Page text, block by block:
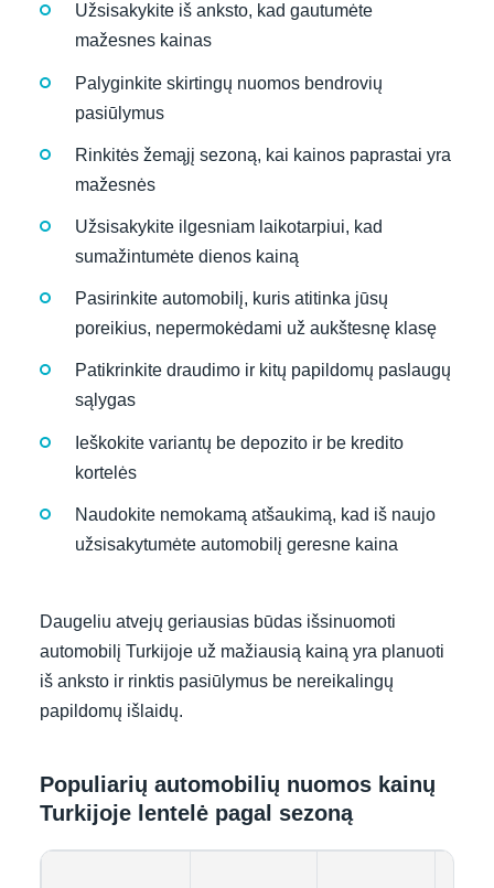
Užsisakykite iš anksto, kad gautumėte
mažesnes kainas
Palyginkite skirtingų nuomos bendrovių
pasiūlymus
Rinkitės žemąjį sezoną, kai kainos paprastai yra
mažesnės
Užsisakykite ilgesniam laikotarpiui, kad
sumažintumėte dienos kainą
Pasirinkite automobilį, kuris atitinka jūsų
poreikius, nepermokėdami už aukštesnę klasę
Patikrinkite draudimo ir kitų papildomų paslaugų
sąlygas
Ieškokite variantų be depozito ir be kredito
kortelės
Naudokite nemokamą atšaukimą, kad iš naujo
užsisakytumėte automobilį geresne kaina
Daugeliu atvejų geriausias būdas išsinuomoti
automobilį Turkijoje už mažiausią kainą yra planuoti
iš anksto ir rinktis pasiūlymus be nereikalingų
papildomų išlaidų.
Populiarių automobilių nuomos kainų
Turkijoje lentelė pagal sezoną